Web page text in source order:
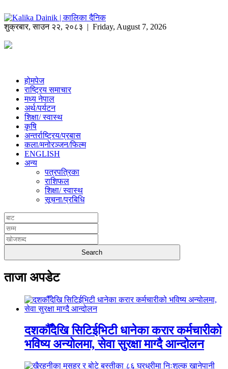
शुक्रबार,साउन २२, २०८३ | Friday, August 7, 2026
होमपेज
राष्ट्रिय समाचार
मध्य नेपाल
अर्थ/पर्यटन
शिक्षा/ स्वास्थ
कृषि
अन्तर्राष्ट्रिय/प्रबास
कला/मनोरञ्जन/फिल्म
ENGLISH
अन्य
पत्रपत्रिका
राशिफल
शिक्षा/ स्वास्थ
सूचना/प्रबिधि
ताजा अपडेट
दशकौँदेखि सिटिईभिटी धानेका करार कर्मचारीको
भविष्य अन्योलमा, सेवा सुरक्षा माग्दै आन्दोलन